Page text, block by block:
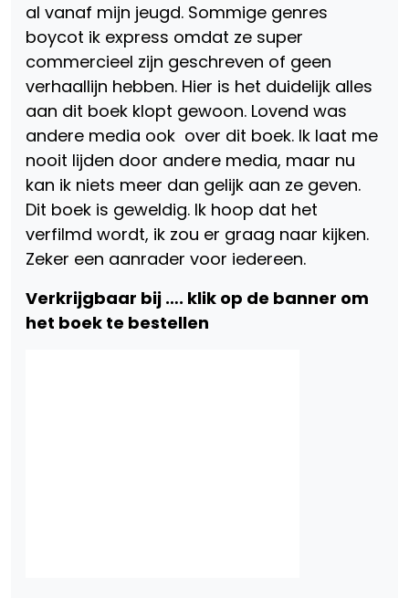
al vanaf mijn jeugd. Sommige genres
boycot ik express omdat ze super
commercieel zijn geschreven of geen
verhaallijn hebben. Hier is het duidelijk alles
aan dit boek klopt gewoon. Lovend was
andere media ook over dit boek. Ik laat me
nooit lijden door andere media, maar nu
kan ik niets meer dan gelijk aan ze geven.
Dit boek is geweldig. Ik hoop dat het
verfilmd wordt, ik zou er graag naar kijken.
Zeker een aanrader voor iedereen.
Verkrijgbaar bij …. klik op de banner om
het boek te bestellen